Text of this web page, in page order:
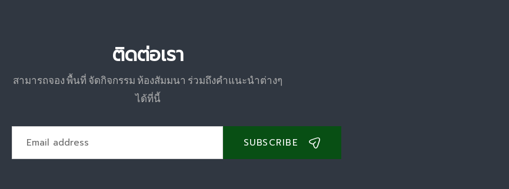
ติดต่อเรา
สามารถจอง พื้นที่ จัดกิจกรรม ห้องสัมมนา ร่วมถึงคำแนะนำต่างๆ
ได้ที่นี้
SUBSCRIBE